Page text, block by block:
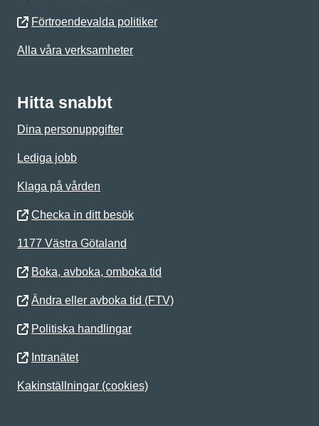
Förtroendevalda politiker
Alla våra verksamheter
Hitta snabbt
Dina personuppgifter
Lediga jobb
Klaga på vården
Checka in ditt besök
1177 Västra Götaland
Boka, avboka, omboka tid
Ändra eller avboka tid (FTV)
Politiska handlingar
Intranätet
Kakinställningar (cookies)